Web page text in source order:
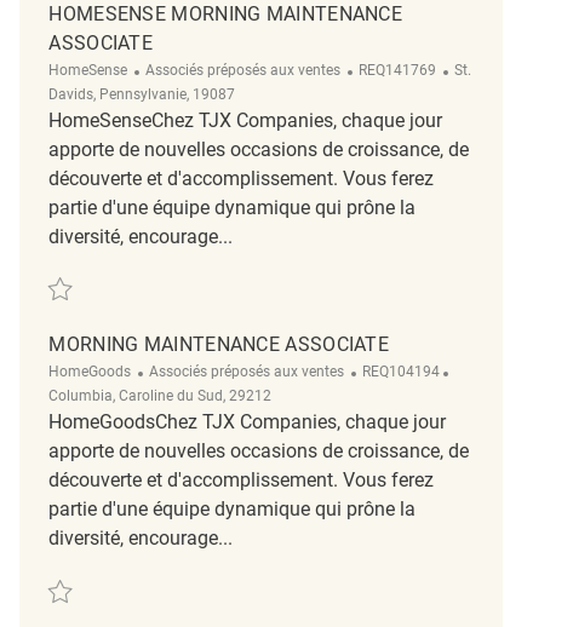
HOMESENSE MORNING MAINTENANCE
ASSOCIATE
HomeSense Catégorie
Associés préposés aux ventes ReqId
REQ141769 Emplacement
St.
Davids, Pennsylvanie, 19087
HomeSenseChez TJX Companies, chaque jour
apporte de nouvelles occasions de croissance, de
découverte et d'accomplissement. Vous ferez
partie d'une équipe dynamique qui prône la
diversité, encourage...
Sauvegarder HOMESENSE MORNING MAINTENANCE ASSOCIATE
MORNING MAINTENANCE ASSOCIATE
HomeGoods Catégorie
Associés préposés aux ventes ReqId
REQ104194
Columbia, Caroline du Sud, 29212
HomeGoodsChez TJX Companies, chaque jour
apporte de nouvelles occasions de croissance, de
découverte et d'accomplissement. Vous ferez
partie d'une équipe dynamique qui prône la
diversité, encourage...
Sauvegarder Morning Maintenance Associate REQ104194